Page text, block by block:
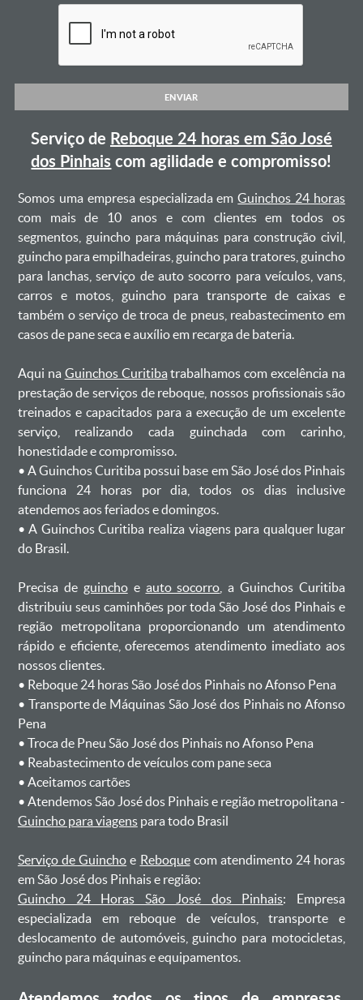
ENVIAR
Serviço de Reboque 24 horas em São José
dos Pinhais com agilidade e compromisso!
Somos uma empresa especializada emGuinchos 24 horas
com mais de 10 anos e com clientes em todos os
segmentos, guincho para máquinas para construção civil,
guincho para empilhadeiras, guincho para tratores, guincho
para lanchas, serviço de auto socorro para veículos, vans,
carros e motos, guincho para transporte de caixas e
também o serviço de troca de pneus, reabastecimento em
casos de pane seca e auxílio em recarga de bateria. ㅤㅤ
Aqui na Guinchos Curitiba trabalhamos com excelência na
prestação de serviços de reboque, nossos profissionais são
treinados e capacitados para a execução de um excelente
serviço, realizando cada guinchada com carinho,
honestidade e compromisso.
ㅤㅤ• A Guinchos Curitiba possui base em São José dos Pinhais
funciona 24 horas por dia, todos os dias inclusive
atendemos aos feriados e domingos.
ㅤㅤ• A Guinchos Curitiba realiza viagens para qualquer lugar
do Brasil.
Precisa de guinchoe auto socorro , a Guinchos Curitiba
distribuiu seus caminhões por toda São José dos Pinhais e
região metropolitana proporcionando um atendimento
rápido e eficiente, oferecemos atendimento imediato aos
nossos clientes.
ㅤㅤ• Reboque 24 horas São José dos Pinhais no Afonso Pena
ㅤㅤ• Transporte de Máquinas São José dos Pinhais no Afonso
Pena
ㅤㅤ• Troca de Pneu São José dos Pinhais no Afonso Pena
ㅤㅤ• Reabastecimento de veículos com pane seca
ㅤㅤ• Aceitamos cartões
ㅤㅤ• Atendemos São José dos Pinhais e região metropolitana -
Guincho para viagenspara todo Brasil
Serviço de Guincho e Reboquecom atendimento 24 horas
em São José dos Pinhais e região:
Guincho 24 Horas São José dos Pinhais: Empresa
especializada em reboque de veículos, transporte e
deslocamento de automóveis, guincho para motocicletas,
guincho para máquinas e equipamentos.